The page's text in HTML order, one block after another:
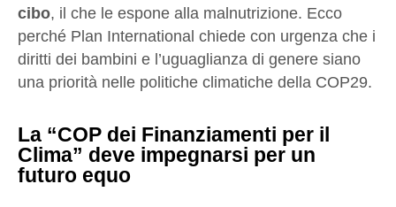
cibo, il che le espone alla malnutrizione. Ecco
perché Plan International chiede con urgenza che i
diritti dei bambini e l’uguaglianza di genere siano
una priorità nelle politiche climatiche della COP29.
La “COP dei Finanziamenti per il
Clima” deve impegnarsi per un
futuro equo